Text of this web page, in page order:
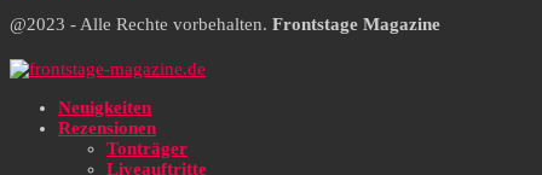
@2023 - Alle Rechte vorbehalten. Frontstage Magazine
Neuigkeiten
Rezensionen
Tonträger
Liveauftritte